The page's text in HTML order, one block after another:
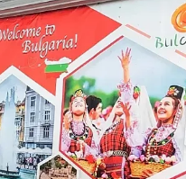
ДА!НА
ДА! НА
КУЛТУРА
ПРАВОСЪДИЕ
КРИМИ